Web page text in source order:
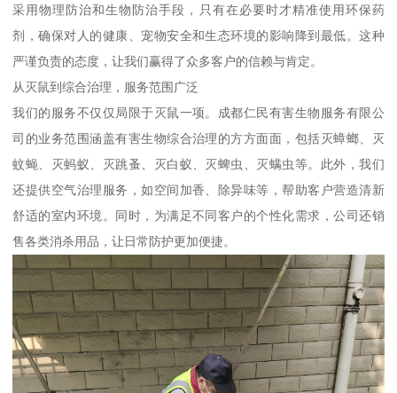
采用物理防治和生物防治手段，只有在必要时才精准使用环保药
剂，确保对人的健康、宠物安全和生态环境的影响降到最低。这种
严谨负责的态度，让我们赢得了众多客户的信赖与肯定。
从灭鼠到综合治理，服务范围广泛
我们的服务不仅仅局限于灭鼠一项。成都仁民有害生物服务有限公
司的业务范围涵盖有害生物综合治理的方方面面，包括灭蟑螂、灭
蚊蝇、灭蚂蚁、灭跳蚤、灭白蚁、灭蜱虫、灭螨虫等。此外，我们
还提供空气治理服务，如空间加香、除异味等，帮助客户营造清新
舒适的室内环境。同时，为满足不同客户的个性化需求，公司还销
售各类消杀用品，让日常防护更加便捷。